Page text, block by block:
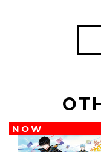
NOW